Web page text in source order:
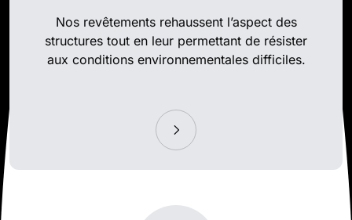
Nos revêtements rehaussent l’aspect des
structures tout en leur permettant de résister
aux conditions environnementales difficiles.